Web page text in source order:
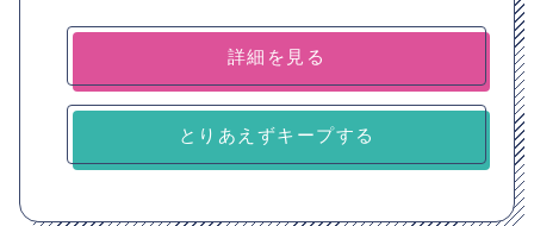
詳細を見る
とりあえずキープする